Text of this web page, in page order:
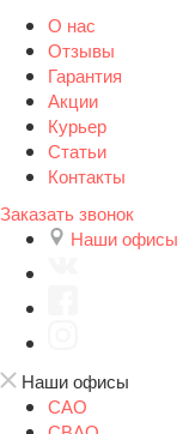
О нас
Отзывы
Гарантия
Акции
Курьер
Статьи
Контакты
Заказать звонок
Наши офисы
Наши офисы
САО